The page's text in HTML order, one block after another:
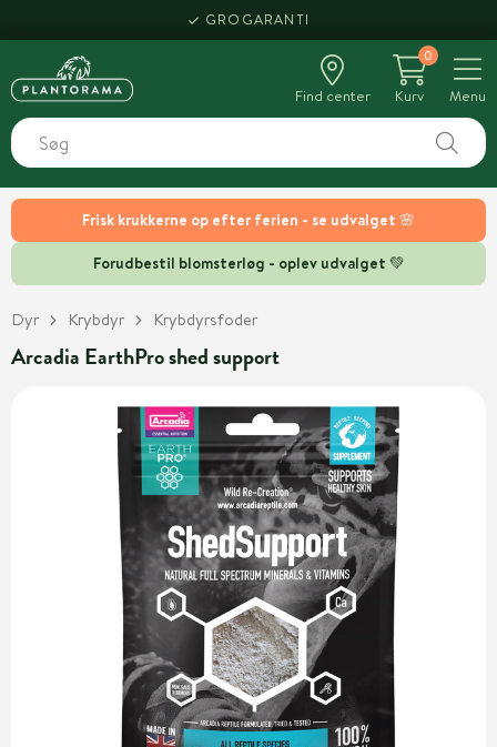
Frisk krukkerne op efter ferien - se udvalget 🌸
Forudbestil blomsterløg - oplev udvalget 💚
GROGARANTI
Find center
0
Kurv
Menu
Dyr Krybdyr Krybdyrsfoder
Arcadia EarthPro shed support